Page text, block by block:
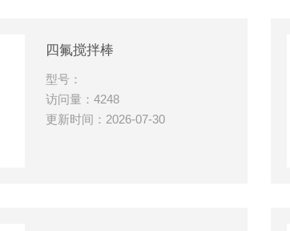
四氟搅拌棒
型号：
访问量：4248
更新时间：2026-07-30